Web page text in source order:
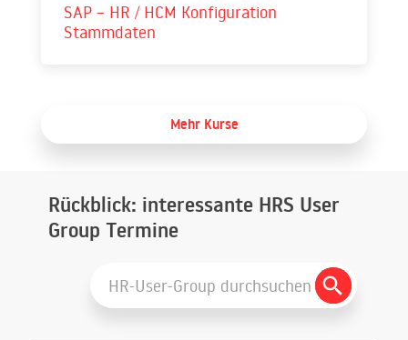
SAP – HR / HCM Konfiguration
Stammdaten
Mehr Kurse
Rückblick: interessante HRS User
Group Termine
Search
Button